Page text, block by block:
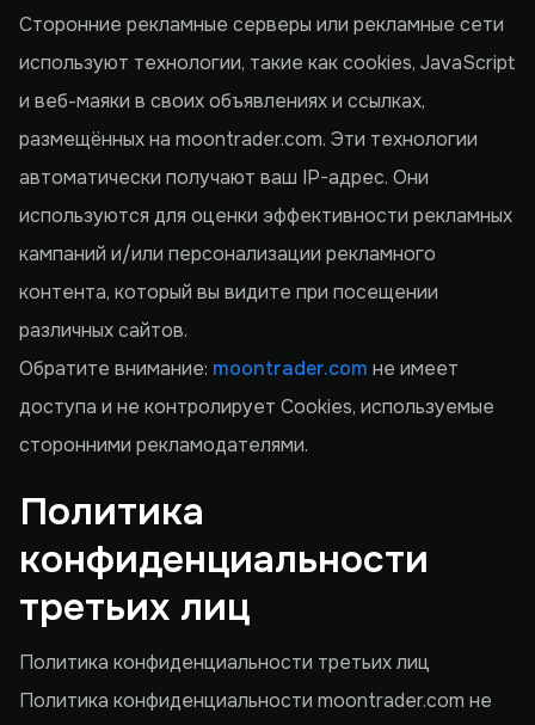
Сторонние рекламные серверы или рекламные сети
используют технологии, такие как cookies, JavaScript
и веб-маяки в своих объявлениях и ссылках,
размещённых на moontrader.com. Эти технологии
автоматически получают ваш IP-адрес. Они
используются для оценки эффективности рекламных
кампаний и/или персонализации рекламного
контента, который вы видите при посещении
различных сайтов.
Обратите внимание: moontrader.com не имеет
доступа и не контролирует Сookies, используемые
сторонними рекламодателями.
Политика
конфиденциальности
третьих лиц
Политика конфиденциальности третьих лиц
Политика конфиденциальности moontrader.com не